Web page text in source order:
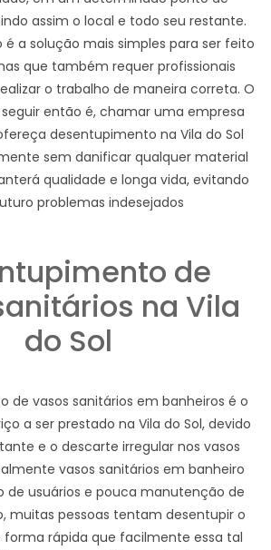
assim o local e todo seu restante.
a solução mais simples para ser feito
que também requer profissionais
o trabalho de maneira correta. O
então é, chamar uma empresa
desentupimento na Vila do Sol
sem danificar qualquer material
qualidade e longa vida, evitando
problemas indesejados
de
na Vila
do Sol
de vasos sanitários em banheiros é o
a ser prestado na Vila do Sol, devido
e o descarte irregular nos vasos
vasos sanitários em banheiro
de usuários e pouca manutenção de
muitas pessoas tentam desentupir o
forma rápida que facilmente essa tal